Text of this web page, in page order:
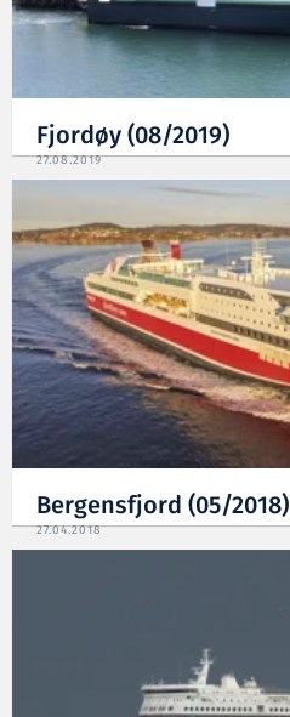
Fjordøy (08/2019)
27.08.2019
Bergensfjord (05/2018)
27.04.2018